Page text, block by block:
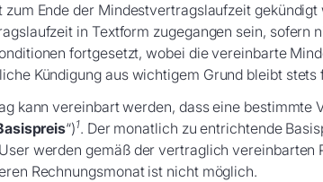
zum Ende der Mindestvertragslaufzeit
in Textform zugegangen sein, sofern
fortgesetzt, wobei die vereinbarte
Kündigung aus wichtigem Grund bleibt
kann vereinbart werden, dass eine
“)1. Der monatlich zu entrichtende
werden gemäß der vertraglich
Rechnungsmonat ist nicht möglich.